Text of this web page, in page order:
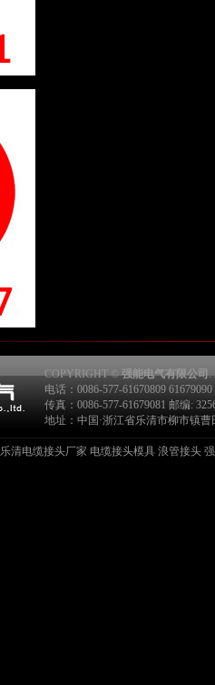
COPYRIGHT ©强能电气有限公司.
电话：0086-577-61670809
传真：0086-577-61679081 邮编:
地址：中国·浙江省乐清市柳市镇
乐清电缆接头厂家 电缆接头模具 浪管接头